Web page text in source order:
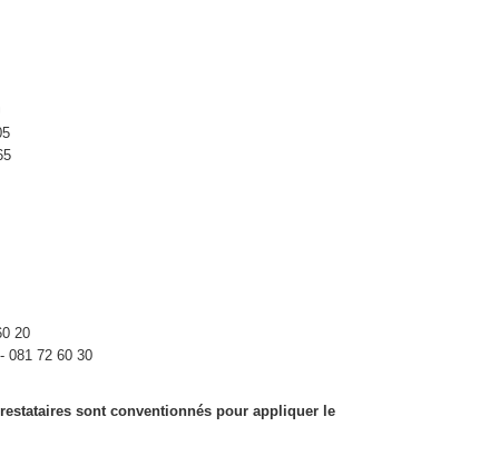
20
081 72 60 30
sont conventionnés pour appliquer le